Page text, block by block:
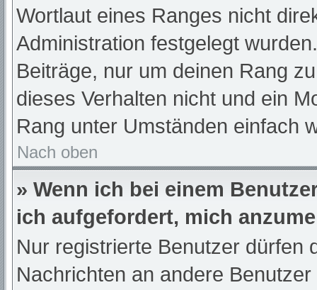
Wortlaut eines Ranges nicht
Administration festgelegt
Beiträge, nur um deinen Rang
dieses Verhalten nicht und ein
Rang unter Umständen einfach
Nach oben
» Wenn ich bei einem
ich aufgefordert, mich
Nur registrierte Benutzer dürfen
Nachrichten an andere